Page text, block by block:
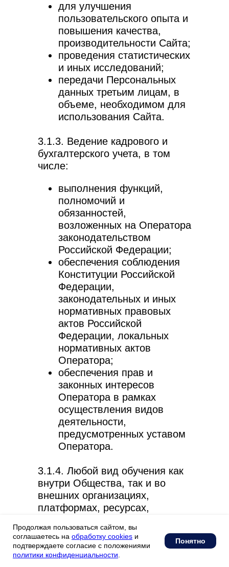
для улучшения
пользовательского опыта и
повышения качества,
производительности Сайта;
проведения статистических
и иных исследований;
передачи Персональных
данных третьим лицам, в
объеме, необходимом для
использования Сайта.
3.1.3. Ведение кадрового и
бухгалтерского учета, в том
числе:
выполнения функций,
полномочий и
обязанностей,
возложенных на Оператора
законодательством
Российской Федерации;
обеспечения соблюдения
Конституции Российской
Федерации,
законодательных и иных
нормативных правовых
актов Российской
Федерации, локальных
нормативных актов
Оператора;
обеспечения прав и
законных интересов
Оператора в рамках
осуществления видов
деятельности,
предусмотренных уставом
Оператора.
3.1.4. Любой вид обучения как
внутри Общества, так и во
внешних организациях,
платформах, ресурсах,
вид услуг, в том числе:
подготовка, заключение,
Продолжая пользоваться сайтом, вы
соглашаетесь на обработку cookies и
подтверждаете согласие с положениями
политики конфиденциальности
Понятно